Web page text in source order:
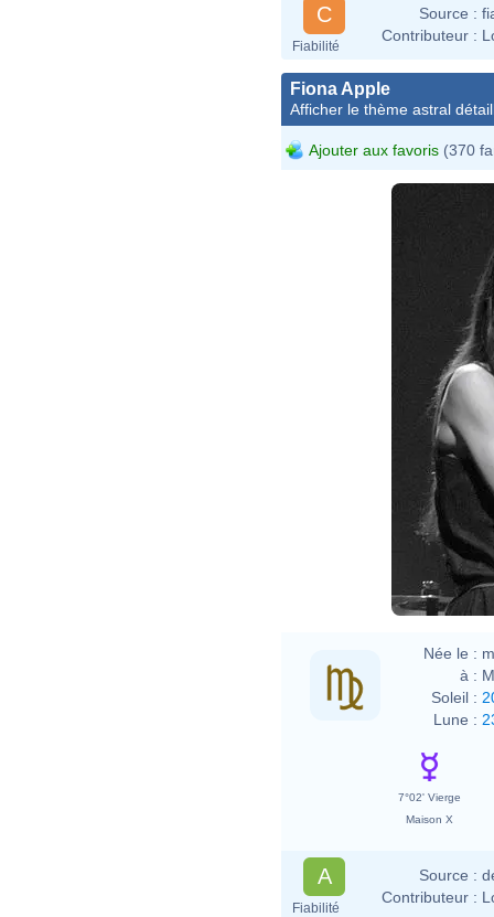
C
Fiabilité
Source :
Contributeur :
Fiona Apple
Afficher le thème astral
Ajouter aux favoris (370
Née le :
à :
Soleil :
Lune :
7°02' Vierge
Maison X
A
Fiabilité
Source :
Contributeur :